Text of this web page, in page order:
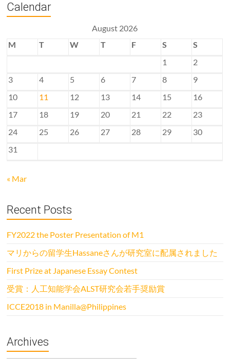
Calendar
August 2026
M
T W T F S
S
1
2
3
4 5 6 7 8
9
10
11 12 13 14 15
16
17
18 19 20 21 22
23
24
25 26 27 28 29
30
31
« Mar
Recent Posts
FY2022 the Poster Presentation of M1
マリからの留学生Hassaneさんが研究室に配属されました
First Prize at Japanese Essay Contest
受賞：人工知能学会ALST研究会若手奨励賞
ICCE2018 in Manilla@Philippines
Archives